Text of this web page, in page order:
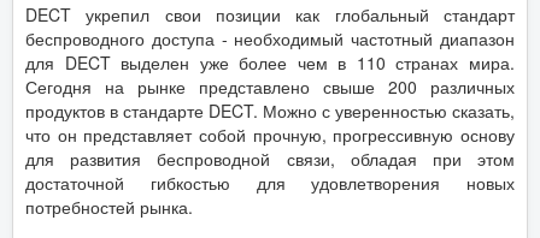
DECT укрепил свои позиции как глобальный стандарт
беспроводного доступа - необходимый частотный диапазон
для DECT выделен уже более чем в 110 странах мира.
Сегодня на рынке представлено свыше 200 различных
продуктов в стандарте DECT. Можно с уверенностью сказать,
что он представляет собой прочную, прогрессивную основу
для развития беспроводной связи, обладая при этом
достаточной гибкостью для удовлетворения новых
потребностей рынка.